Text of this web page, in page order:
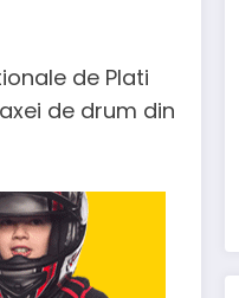
de Plati
de drum din